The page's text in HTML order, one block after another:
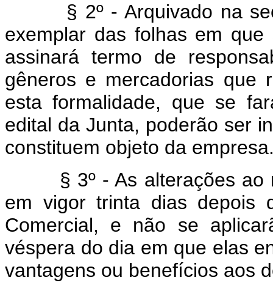
§ 2º - Arquivado na
exemplar das folhas em
assinará termo de
gêneros e mercadorias que
esta formalidade, que se
edital da Junta, poderão ser
constituem objeto da
§ 3º - As alterações ao
em vigor trinta dias depois
Comercial, e não se
véspera do dia em que elas
vantagens ou benefícios aos